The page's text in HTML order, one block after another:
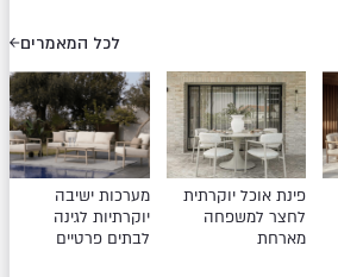
לכל המאמרים
פינת אוכל יוקרתית
לחצר למשפחה
מארחת
מערכות ישיבה
יוקרתיות לגינה
לבתים פרטיים